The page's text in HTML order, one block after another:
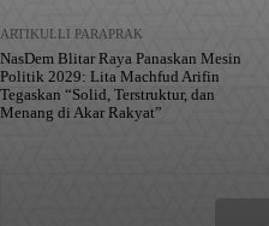
ARTIKULLI PARAPRAK
NasDem Blitar Raya Panaskan Mesin
Politik 2029: Lita Machfud Arifin
Tegaskan “Solid, Terstruktur, dan
Menang di Akar Rakyat”